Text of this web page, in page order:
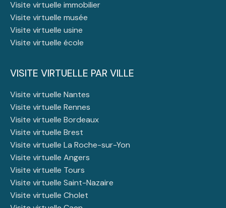
Visite virtuelle immobilier
Visite virtuelle musée
Visite virtuelle usine
Visite virtuelle école
VISITE VIRTUELLE PAR VILLE
Visite virtuelle Nantes
Visite virtuelle Rennes
Visite virtuelle Bordeaux
Visite virtuelle Brest
Visite virtuelle La Roche-sur-Yon
Visite virtuelle Angers
Visite virtuelle Tours
Visite virtuelle Saint-Nazaire
Visite virtuelle Cholet